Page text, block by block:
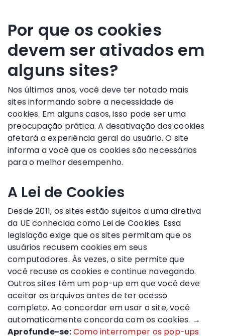
Por que os cookies
devem ser ativados em
alguns sites?
Nos últimos anos, você deve ter notado mais
sites informando sobre a necessidade de
cookies. Em alguns casos, isso pode ser uma
preocupação prática. A desativação dos cookies
afetará a experiência geral do usuário. O site
informa a você que os cookies são necessários
para o melhor desempenho.
A Lei de Cookies
Desde 2011, os sites estão sujeitos a uma diretiva
da UE conhecida como Lei de Cookies. Essa
legislação exige que os sites permitam que os
usuários recusem cookies em seus
computadores. Às vezes, o site permite que
você recuse os cookies e continue navegando.
Outros sites têm um pop-up em que você deve
aceitar os arquivos antes de ter acesso
completo. Ao concordar em usar o site, você
automaticamente concorda com os cookies. →
Aprofunde-se:Como interromper os pop-ups